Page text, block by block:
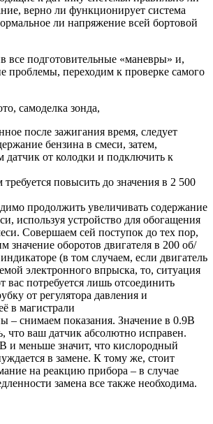
верно ли функционирует система
ли напряжение всей бортовой
все подготовительные «маневры» и,
проблемы, переходим к проверке самого
самоделка зонда,
после зажигания время, следует
бензина в смеси, затем,
датчик от колодки и подключить к
требуется повысить до значения в 2 500
продолжить увеличивать содержание
используя устройство для обогащения
Совершаем сей поступок до тех пор,
значение оборотов двигателя в 200 об/
(в том случаем, если двигатель
электронного впрыска, то, ситуация
вас потребуется лишь отсоединить
от регулятора давления и
в магистрали
– снимаем показания. Значение в 0.9В
что ваш датчик абсолютно исправен.
и меньше значит, что кислородный
в замене. К тому же, стоит
на реакцию прибора – в случае
замена все также необходима.